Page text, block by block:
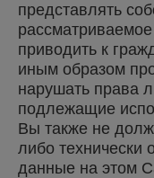
представлять
приводить к
иным образом
нарушать права
подлежащие
Вы также не
либо технически
данные на этом